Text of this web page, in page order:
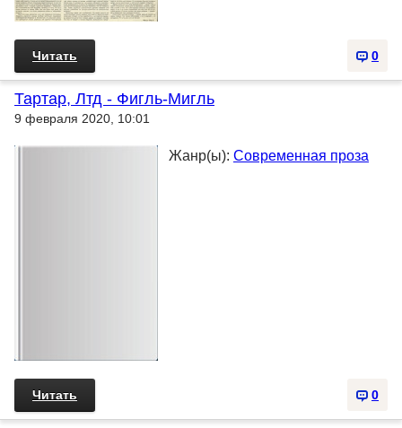
0
Читать
Тартар, Лтд - Фигль-Мигль
9 февраля 2020, 10:01
Жанр(ы): Современная проза
0
Читать